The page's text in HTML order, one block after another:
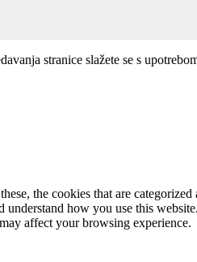
stranice slažete se s
the cookies that are categorized
how you use this
affect your browsing experience.